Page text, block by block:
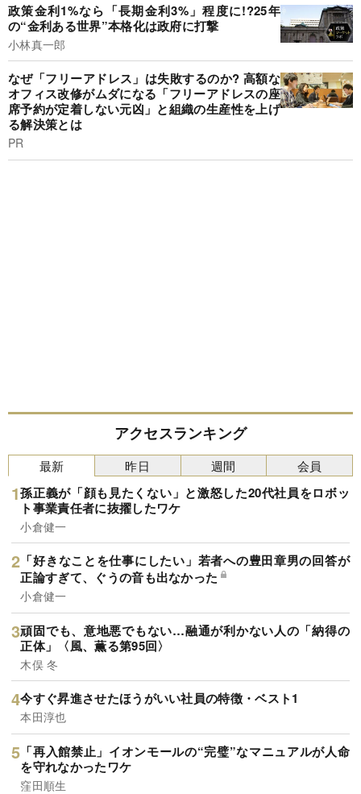
政策金利1%なら「長期金利3%」程度に!?25年
の“金利ある世界”本格化は政府に打撃
小林真一郎
なぜ「フリーアドレス」は失敗するのか? 高額な
オフィス改修がムダになる「フリーアドレスの座
席予約が定着しない元凶」と組織の生産性を上げ
る解決策とは
PR
アクセスランキング
最新
孫正義が「顔も見たくない」と激怒した20代社員をロボッ
ト事業責任者に抜擢したワケ
小倉健一
「好きなことを仕事にしたい」若者への豊田章男の回答が
正論すぎて、ぐうの音も出なかった
小倉健一
頑固でも、意地悪でもない…融通が利かない人の「納得の
正体」〈風、薫る第95回〉
木俣 冬
今すぐ昇進させたほうがいい社員の特徴・ベスト1
本田淳也
「再入館禁止」イオンモールの“完璧”なマニュアルが人命
を守れなかったワケ
窪田順生
昨日 週間 会員